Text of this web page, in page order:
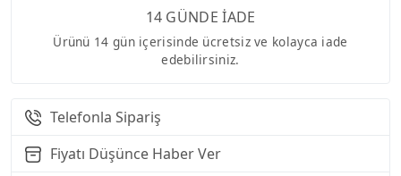
14 GÜNDE İADE
Ürünü 14 gün içerisinde ücretsiz ve kolayca iade
edebilirsiniz.
Telefonla Sipariş
Fiyatı Düşünce Haber Ver